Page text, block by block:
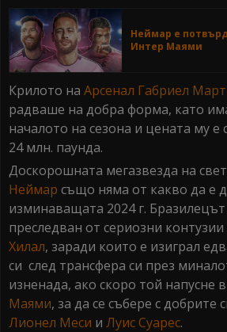
Неймар е
Интер Маями
Крилото на Арсенал Габриел
радваше на добра форма, като
началото на сезона и цената му е
24 млн. паунда.
Доскорошната мегазвезда на
Неймар също няма от какво да е
изминаващата 2024 г.
преследван от сериозни контузии
Хилал, заради които е изиграл
си след трансфера си през
изненада, ако скоро той напусне
Маями, за да се събере с добрите
Лионел Меси и Луис Суарес.